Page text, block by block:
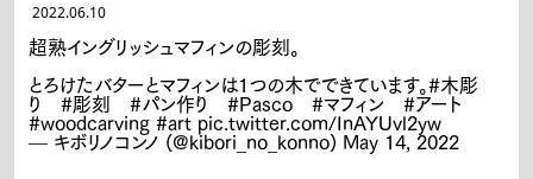
2022.06.10
超熟イングリッシュマフィンの彫刻。
とろけたバターとマフィンは1つの木でできています。#木彫
り
#彫刻 #パン作り #Pasco #マフィン
#アート
#woodcarving #art pic.twitter.com/InAYUvl2yw
— キボリノコンノ (@kibori_no_konno) May 14, 2022